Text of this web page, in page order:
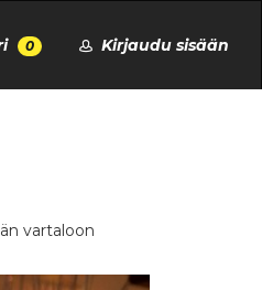
0 Kirjaudu sisään
vartaloon